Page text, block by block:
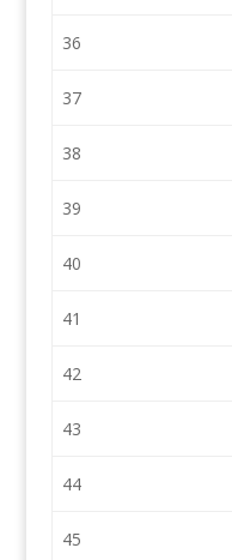
36
37
38
39
40
41
42
43
44
45